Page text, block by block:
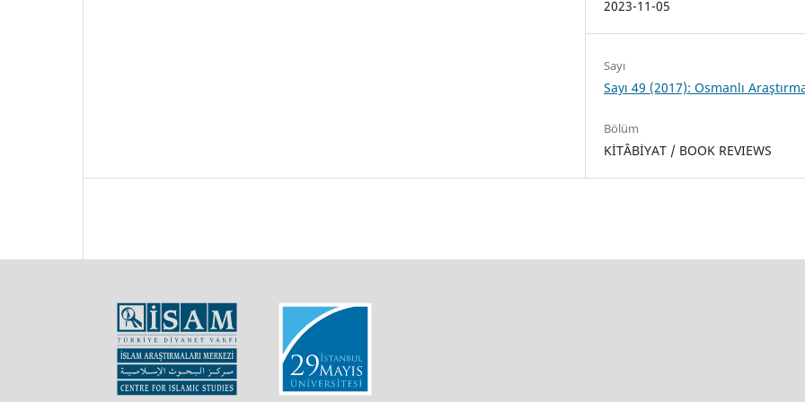
2023-11-05
Sayı
Sayı 49 (2017): Osmanlı
Bölüm
KİTÂBİYAT / BOOK REVIEWS